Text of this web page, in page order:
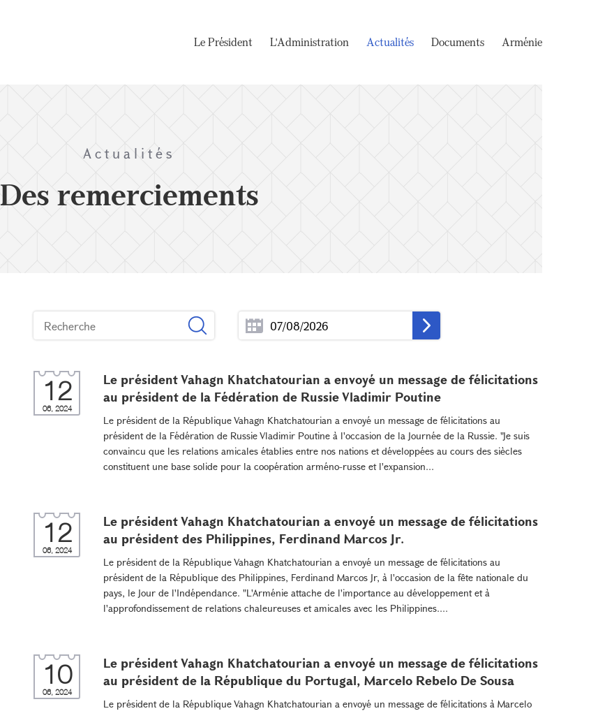
Le Président L'Administration Actualités Documents Arménie
Actualités
Des remerciements
12
06, 2024
Le président Vahagn Khatchatourian a envoyé un message de félicitations
au président de la Fédération de Russie Vladimir Poutine
Le président de la République Vahagn Khatchatourian a envoyé un message de félicitations au
président de la Fédération de Russie Vladimir Poutine à l'occasion de la Journée de la Russie. "Je suis
convaincu que les relations amicales établies entre nos nations et développées au cours des siècles
constituent une base solide pour la coopération arméno-russe et l'expansion...
12
06, 2024
Le président Vahagn Khatchatourian a envoyé un message de félicitations
au président des Philippines, Ferdinand Marcos Jr.
Le président de la République Vahagn Khatchatourian a envoyé un message de félicitations au
président de la République des Philippines, Ferdinand Marcos Jr, à l'occasion de la fête nationale du
pays, le Jour de l'Indépendance. "L'Arménie attache de l'importance au développement et à
l'approfondissement de relations chaleureuses et amicales avec les Philippines....
10
06, 2024
Le président Vahagn Khatchatourian a envoyé un message de félicitations
au président de la République du Portugal, Marcelo Rebelo De Sousa
Le président de la République Vahagn Khatchatourian a envoyé un message de félicitations à Marcelo